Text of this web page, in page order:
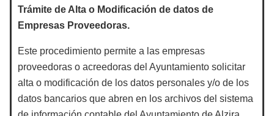
Trámite de Alta o Modificación de datos de
Empresas Proveedoras.
Este procedimiento permite a las empresas
proveedoras o acreedoras del Ayuntamiento solicitar
alta o modificación de los datos personales y/o de los
datos bancarios que abren en los archivos del sistema